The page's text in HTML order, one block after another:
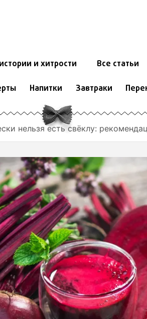
и хитрости Все статьи
Напитки Завтраки
нельзя есть свёклу: